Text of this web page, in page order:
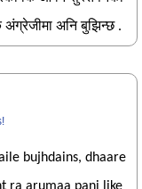
अनि बुझिन्छ .
bujhdains, dhaare
ra arumaa pani like